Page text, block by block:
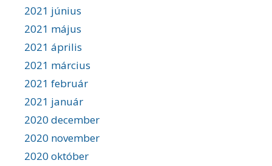
2021 június
2021 május
2021 április
2021 március
2021 február
2021 január
2020 december
2020 november
2020 október